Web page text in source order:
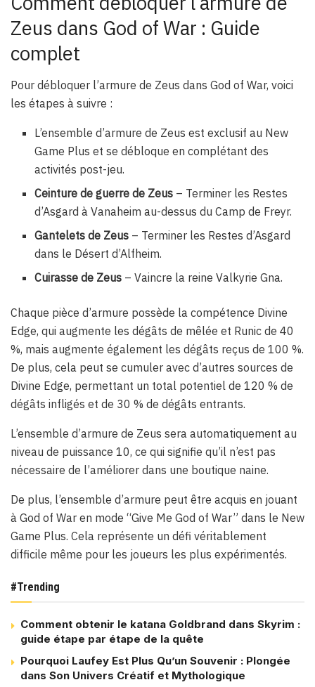
Zeus dans God of War : Guide
complet
Pour débloquer l’armure de Zeus dans God of War, voici
les étapes à suivre :
L’ensemble d’armure de Zeus est exclusif au New
Game Plus et se débloque en complétant des
activités post-jeu.
Ceinture de guerre de Zeus – Terminer les Restes
d’Asgard à Vanaheim au-dessus du Camp de Freyr.
Gantelets de Zeus – Terminer les Restes d’Asgard
dans le Désert d’Alfheim.
Cuirasse de Zeus – Vaincre la reine Valkyrie Gna.
Chaque pièce d’armure possède la compétence Divine
Edge, qui augmente les dégâts de mêlée et Runic de 40
%, mais augmente également les dégâts reçus de 100 %.
De plus, cela peut se cumuler avec d’autres sources de
Divine Edge, permettant un total potentiel de 120 % de
dégâts infligés et de 30 % de dégâts entrants.
L’ensemble d’armure de Zeus sera automatiquement au
niveau de puissance 10, ce qui signifie qu’il n’est pas
nécessaire de l’améliorer dans une boutique naine.
De plus, l’ensemble d’armure peut être acquis en jouant
à God of War en mode “Give Me God of War” dans le New
Game Plus. Cela représente un défi véritablement
difficile même pour les joueurs les plus expérimentés.
#Trending
Comment obtenir le katana Goldbrand dans Skyrim :
guide étape par étape de la quête
Pourquoi Laufey Est Plus Qu’un Souvenir : Plongée
dans Son Univers Créatif et Mythologique